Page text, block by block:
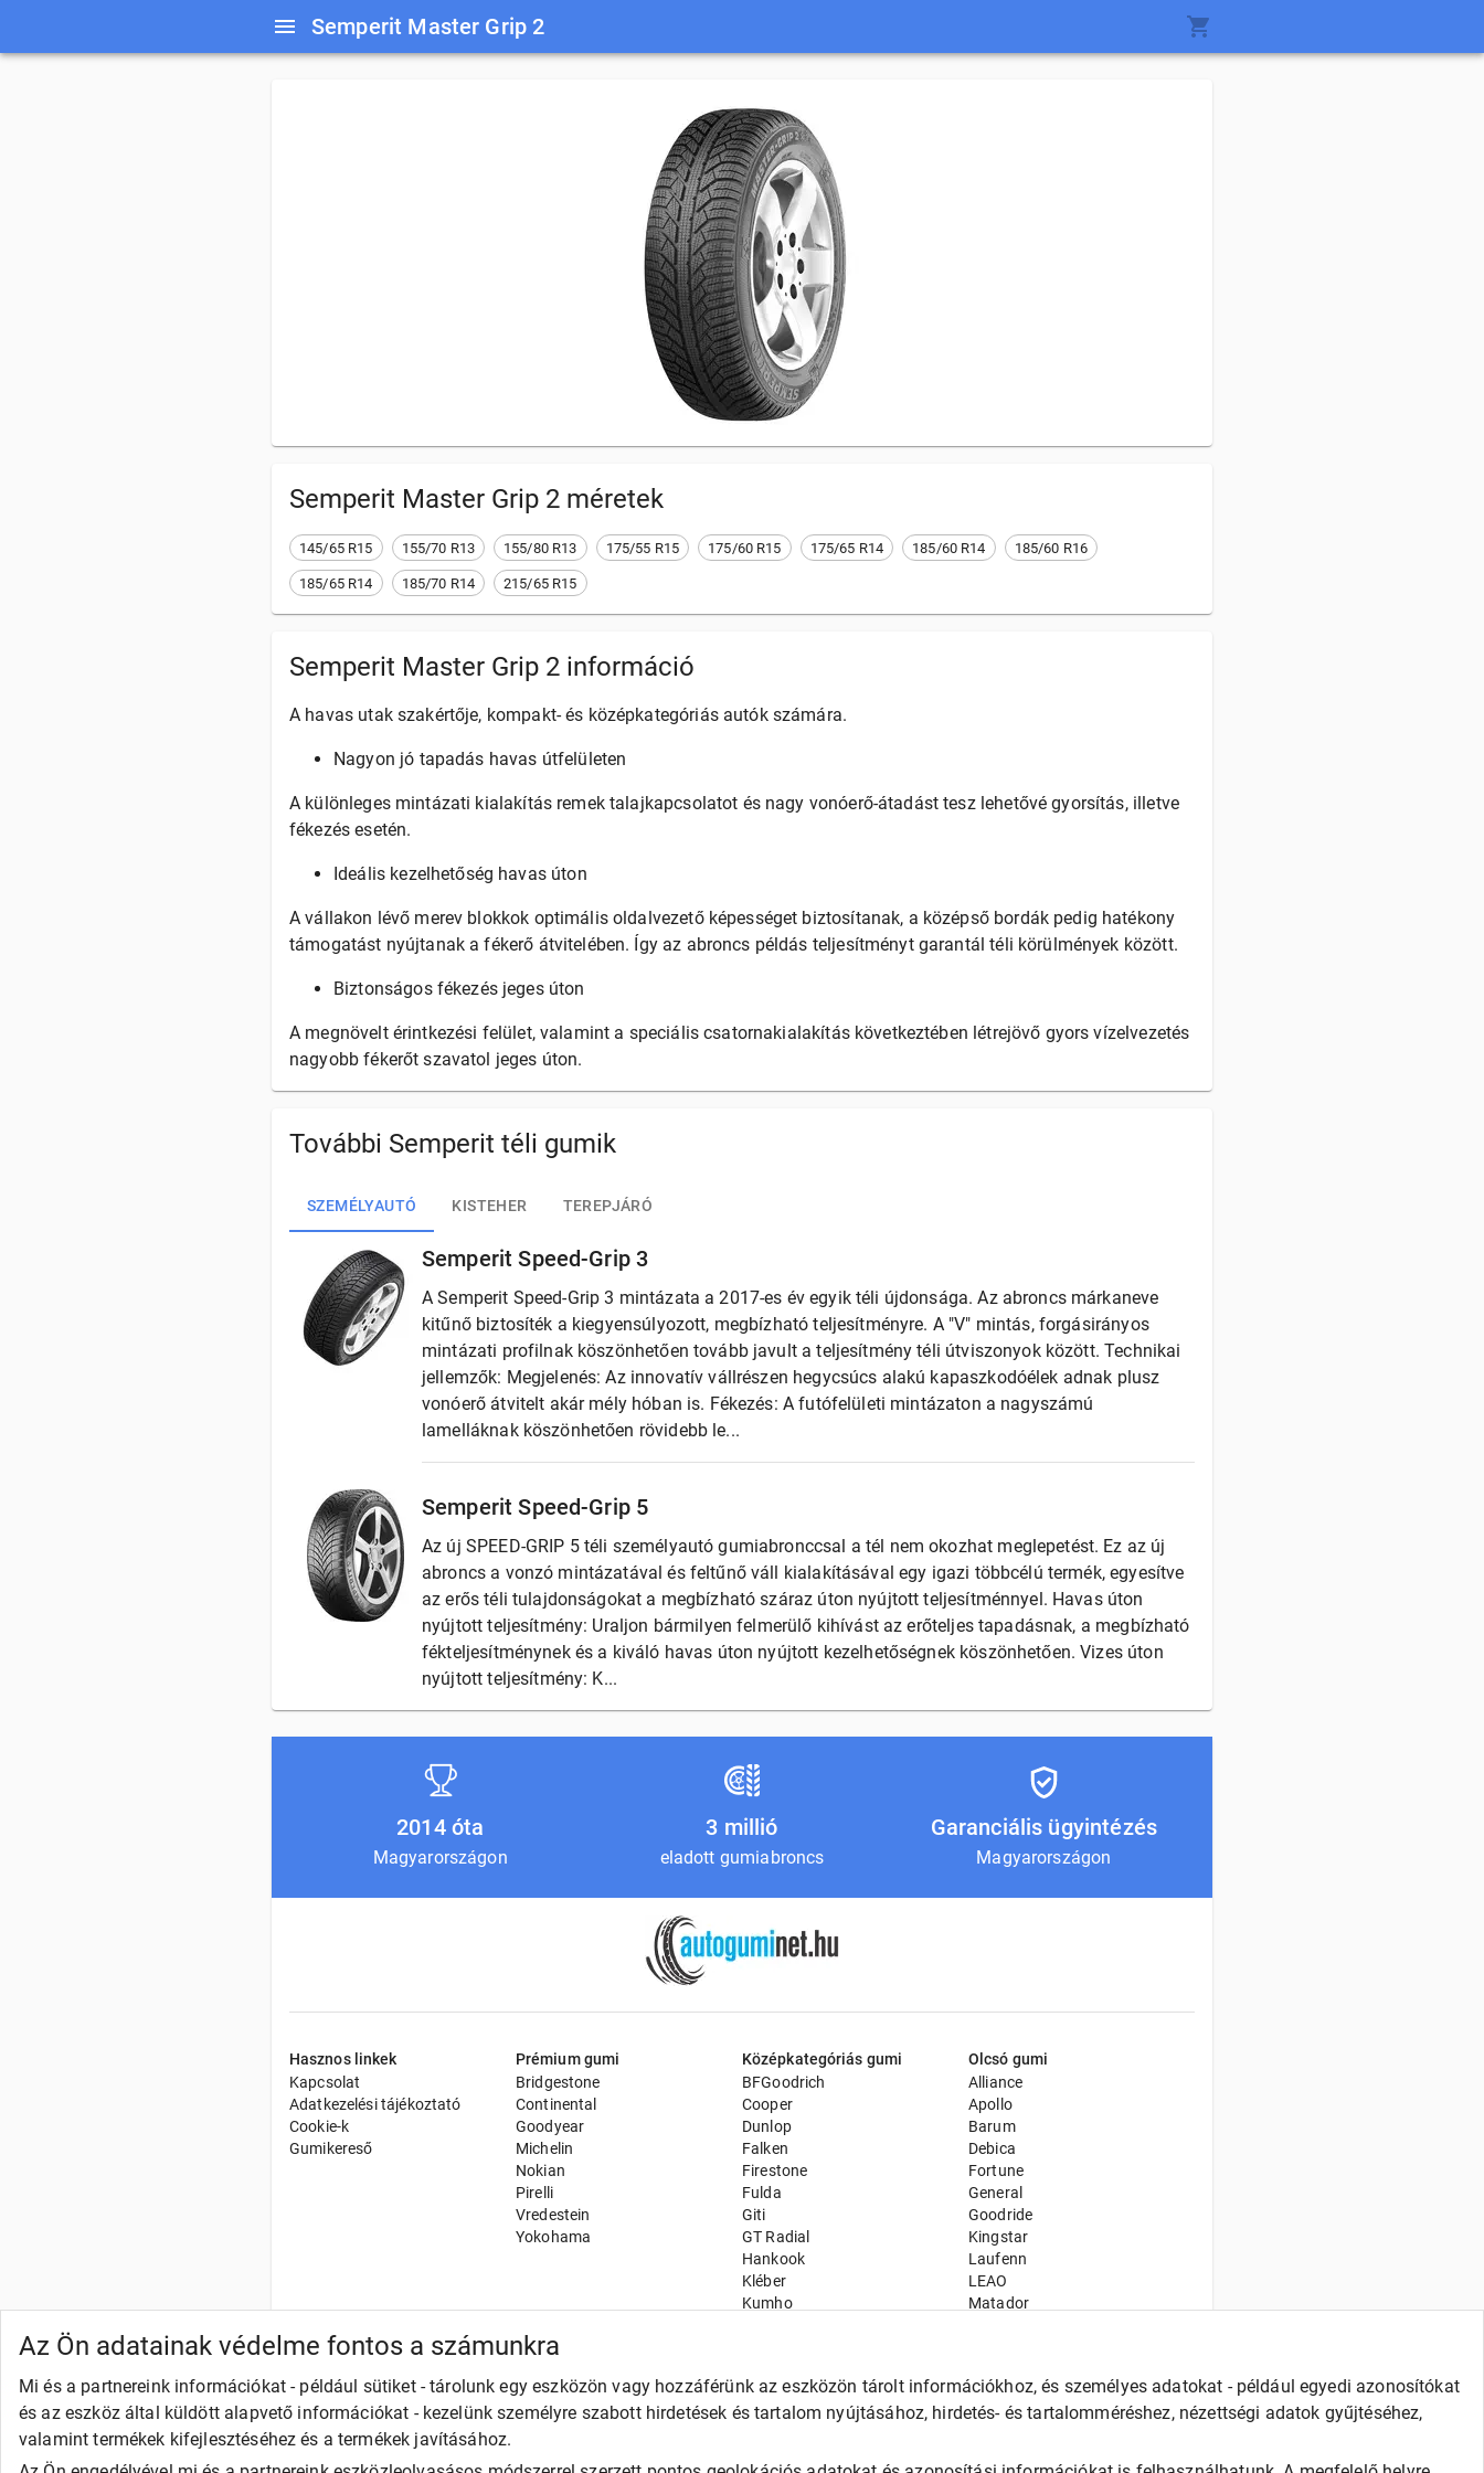
Semperit Master Grip 2
Semperit Master Grip 2 méretek
145/65 R15 155/70 R13 155/80 R13 175/55 R15 175/60 R15 175/65 R14 185/60 R14 185/60 R16
185/65 R14 185/70 R14 215/65 R15
Semperit Master Grip 2 információ
A havas utak szakértője, kompakt- és középkategóriás autók számára.
Nagyon jó tapadás havas útfelületen
A különleges mintázati kialakítás remek talajkapcsolatot és nagy vonóerő-átadást tesz lehetővé gyorsítás, illetve
fékezés esetén.
Ideális kezelhetőség havas úton
A vállakon lévő merev blokkok optimális oldalvezető képességet biztosítanak, a középső bordák pedig hatékony
támogatást nyújtanak a fékerő átvitelében. Így az abroncs példás teljesítményt garantál téli körülmények között.
Biztonságos fékezés jeges úton
A megnövelt érintkezési felület, valamint a speciális csatornakialakítás következtében létrejövő gyors vízelvezetés
nagyobb fékerőt szavatol jeges úton.
További Semperit téli gumik
SZEMÉLYAUTÓ KISTEHER TEREPJÁRÓ
Semperit Speed-Grip 3
A Semperit Speed-Grip 3 mintázata a 2017-es év egyik téli újdonsága. Az abroncs márkaneve
kitűnő biztosíték a kiegyensúlyozott, megbízható teljesítményre. A "V" mintás, forgásirányos
mintázati profilnak köszönhetően tovább javult a teljesítmény téli útviszonyok között. Technikai
jellemzők: Megjelenés: Az innovatív vállrészen hegycsúcs alakú kapaszkodóélek adnak plusz
vonóerő átvitelt akár mély hóban is. Fékezés: A futófelületi mintázaton a nagyszámú
lamelláknak köszönhetően rövidebb le...
Semperit Speed-Grip 5
Az új SPEED-GRIP 5 téli személyautó gumiabronccsal a tél nem okozhat meglepetést. Ez az új
abroncs a vonzó mintázatával és feltűnő váll kialakításával egy igazi többcélú termék, egyesítve
az erős téli tulajdonságokat a megbízható száraz úton nyújtott teljesítménnyel. Havas úton
nyújtott teljesítmény: Uraljon bármilyen felmerülő kihívást az erőteljes tapadásnak, a megbízható
fékteljesítménynek és a kiváló havas úton nyújtott kezelhetőségnek köszönhetően. Vizes úton
nyújtott teljesítmény: K...
Az Ön adatainak védelme fontos a számunkra
Mi és a partnereink információkat - például sütiket - tárolunk egy eszközön vagy hozzáférünk az eszközön tárolt információkhoz, és személyes adatokat - például egyedi azonosítókat
és az eszköz által küldött alapvető információkat - kezelünk személyre szabott hirdetések és tartalom nyújtásához, hirdetés- és tartalomméréshez, nézettségi adatok gyűjtéséhez,
valamint termékek kifejlesztéséhez és a termékek javításához.
2014 óta
Magyarországon
3 millió
eladott gumiabroncs
Garanciális ügyintézés
Magyarországon
Hasznos linkek
Kapcsolat
Adatkezelési tájékoztató
Cookie-k
Gumikereső
Prémium gumi
Bridgestone
Continental
Goodyear
Michelin
Nokian
Pirelli
Vredestein
Yokohama
Középkategóriás gumi
BFGoodrich
Cooper
Dunlop
Falken
Firestone
Fulda
Giti
GT Radial
Hankook
Kléber
Kumho
Uniroyal
Olcsó gumi
Alliance
Apollo
Barum
Debica
Fortune
General
Goodride
Kingstar
Laufenn
LEAO
Matador
Runway
Sailun